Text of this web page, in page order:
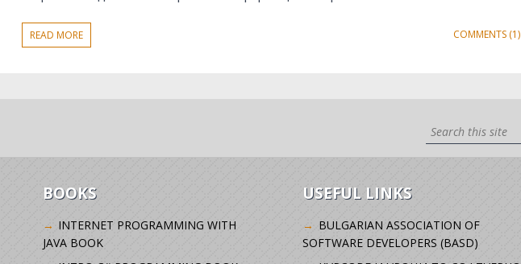
READ MORE COMMENTS (1)
BOOKS
INTERNET PROGRAMMING WITH
JAVA BOOK
USEFUL LINKS
BULGARIAN ASSOCIATION OF
SOFTWARE DEVELOPERS (BASD)